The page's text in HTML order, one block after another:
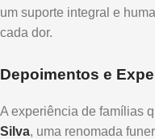
um suporte integral e
cada dor.
Depoimentos e
A experiência de famílias
Silva, uma renomada